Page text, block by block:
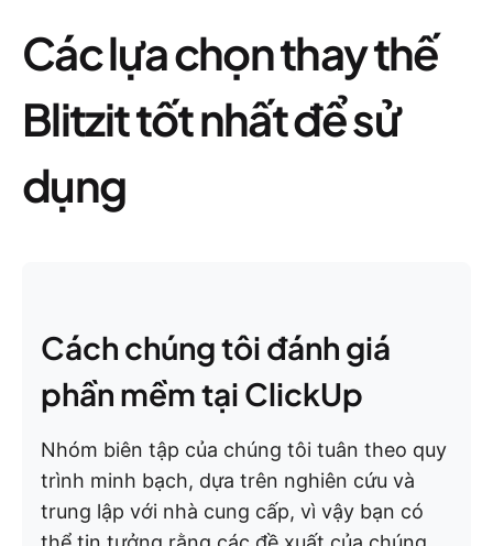
Các lựa chọn thay thế
Blitzit tốt nhất để sử
dụng
Cách chúng tôi đánh giá
phần mềm tại ClickUp
Nhóm biên tập của chúng tôi tuân theo quy
trình minh bạch, dựa trên nghiên cứu và
trung lập với nhà cung cấp, vì vậy bạn có